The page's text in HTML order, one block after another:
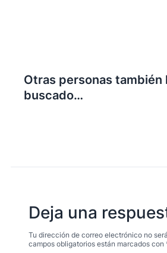
Otras personas también
buscado…
Deja una
Tu dirección de correo electrónico no
campos obligatorios están marcados con